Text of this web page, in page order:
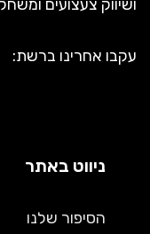
ושיווק צעצועים
עקבו אחרינו ברשת:
ניווט באתר
הסיפור שלנו